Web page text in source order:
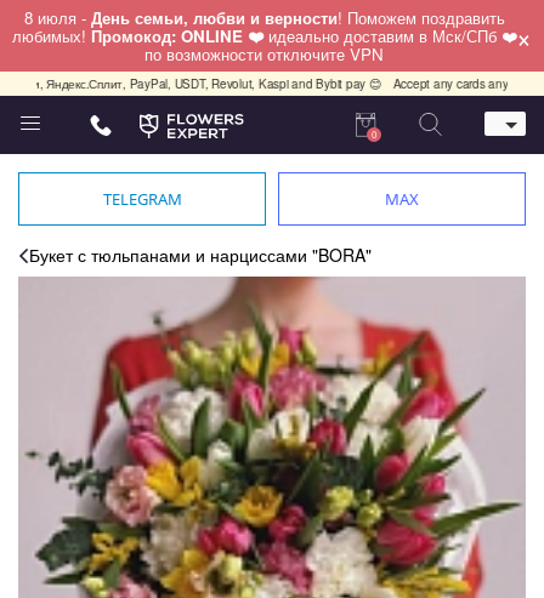
8 июля - День семьи, любви и верности! Поможем поздравить
любимых! Промокод: ONLINE ❤️ идеально доставим в Мск/СПб ❤️
по возможности отключите VPN ×
Яндекс.Сплит, PayPal, USDT, Revolut, Kaspi and Bybit pay 😊 Accept any cards any
Телефон
+7 (812) 425 36 05
Санкт-Петербург,
Лизы Чайкиной 25
работаем круглосуточно
0
TELEGRAM MAX
Букет с тюльпанами и нарциссами "BORA"